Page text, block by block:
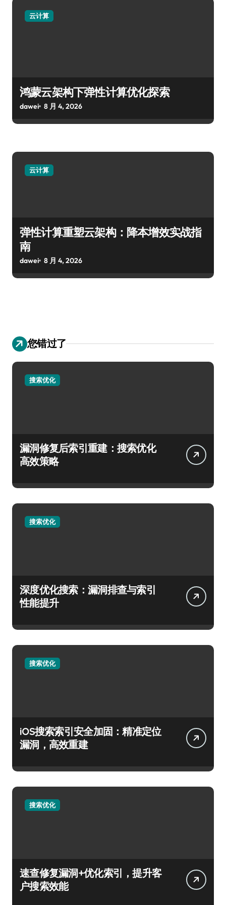
云计算
鸿蒙云架构下弹性计算优化探索
dawei 8 月 4, 2026
云计算
弹性计算重塑云架构：降本增效实战指
南
dawei 8 月 4, 2026
您错过了
搜索优化
漏洞修复后索引重建：搜索优化
高效策略
搜索优化
深度优化搜索：漏洞排查与索引
性能提升
搜索优化
iOS搜索索引安全加固：精准定位
漏洞，高效重建
搜索优化
速查修复漏洞+优化索引，提升客
户搜索效能